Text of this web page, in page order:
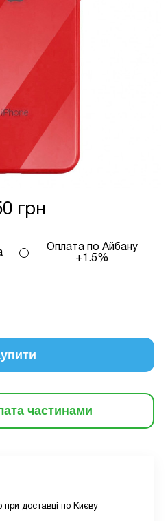
грн
Оплата по Айбану
+1.5%
частинами
обраних вами
тая віраховується за
або за
менеджера.
в застосунку
відкритий ліміт на
чи ОПЛАТА
різницю безпосередньо в
Інформація:
вам необхідно
дорівнює
при доставці по Києву